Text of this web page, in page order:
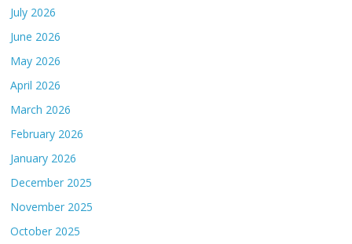
July 2026
June 2026
May 2026
April 2026
March 2026
February 2026
January 2026
December 2025
November 2025
October 2025